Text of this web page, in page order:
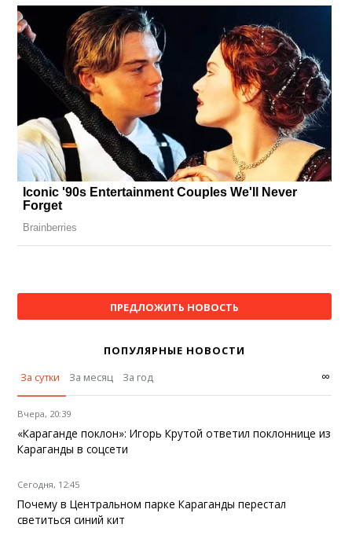
ПРЕДЛОЖИТЬ НОВОСТЬ
ПОПУЛЯРНЫЕ НОВОСТИ
За сутки
За месяц За год ∞
Вчера, 20:39
«Караганде поклон»: Игорь Крутой ответил поклоннице из
Караганды в соцсети
Сегодня, 12:45
Почему в Центральном парке Караганды перестал
светиться синий кит